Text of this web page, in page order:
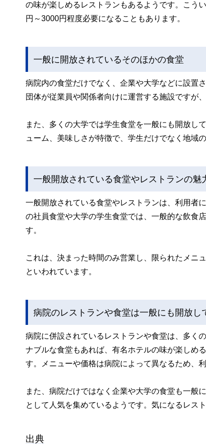
の味が楽しめるレストランもあるようです。こう
円～3000円程度必要になることもあります。
一般に開放されているそのほかの食堂
病院内の食堂だけでなく、企業や大学などに設置
団体が従業員や関係者向けに運営する施設ですが
また、多くの大学では学生食堂を一般にも開放し
ューム、美味しさが特徴で、学生だけでなく地域
一般開放されている食堂やレストランの魅
一般開放されている食堂やレストランは、利用者
の社員食堂や大学の学生食堂では、一般的な飲食
す。
これは、決まった時間のみ営業し、限られたメニ
といわれています。
病院のレストランや食堂は一般にも開放し
病院に併設されているレストランや食堂は、多く
ナブルな食堂もあれば、有名ホテルの味が楽しめ
す。メニューや価格は病院によって異なるため、
また、病院だけではなく企業や大学の食堂も一般
として人気を集めているようです。気になるレス
出典